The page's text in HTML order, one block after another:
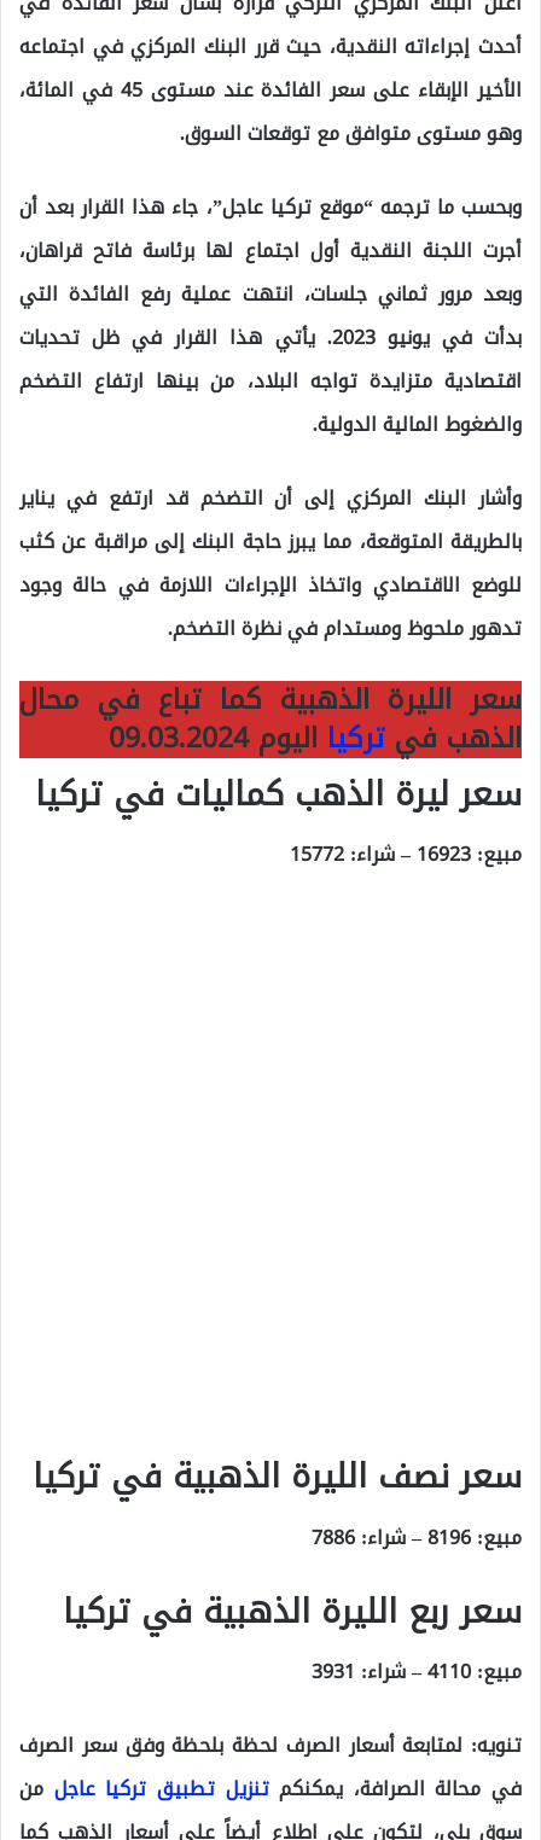
أحدث إجراءاته النقدية، حيث قرر البنك المركزي في اجتماعه
الأخير الإبقاء على سعر الفائدة عند مستوى 45 في المائة،
وهو مستوى متوافق مع توقعات السوق.
وبحسب ما ترجمه “موقع تركيا عاجل”، جاء هذا القرار بعد أن
أجرت اللجنة النقدية أول اجتماع لها برئاسة فاتح قراهان،
وبعد مرور ثماني جلسات، انتهت عملية رفع الفائدة التي
بدأت في يونيو 2023. يأتي هذا القرار في ظل تحديات
اقتصادية متزايدة تواجه البلاد، من بينها ارتفاع التضخم
والضغوط المالية الدولية.
وأشار البنك المركزي إلى أن التضخم قد ارتفع في يناير
بالطريقة المتوقعة، مما يبرز حاجة البنك إلى مراقبة عن كثب
للوضع الاقتصادي واتخاذ الإجراءات اللازمة في حالة وجود
تدهور ملحوظ ومستدام في نظرة التضخم.
سعر الليرة الذهبية كما تباع في محال
الذهب في تركيا اليوم 09.03.2024
سعر ليرة الذهب كماليات في تركيا
مبيع: 16923 – شراء: 15772
سعر نصف الليرة الذهبية في تركيا
مبيع: 8196 – شراء: 7886
سعر ربع الليرة الذهبية في تركيا
مبيع: 4110 – شراء: 3931
تنويه: لمتابعة أسعار الصرف لحظة بلحظة وفق سعر الصرف
في محالة الصرافة، يمكنكمتنزيل تطبيق تركيا عاجل من
سوق بلي، لتكون على اطلاع أيضاً على أسعار الذهب كما